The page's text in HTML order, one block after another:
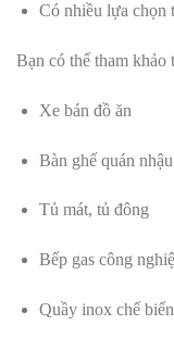
Có nhiều lựa chọn
Bạn có thể tham khảo
Xe bán đồ ăn
Bàn ghế quán nhậu
Tủ mát, tủ đông
Bếp gas công
Quầy inox chế biến